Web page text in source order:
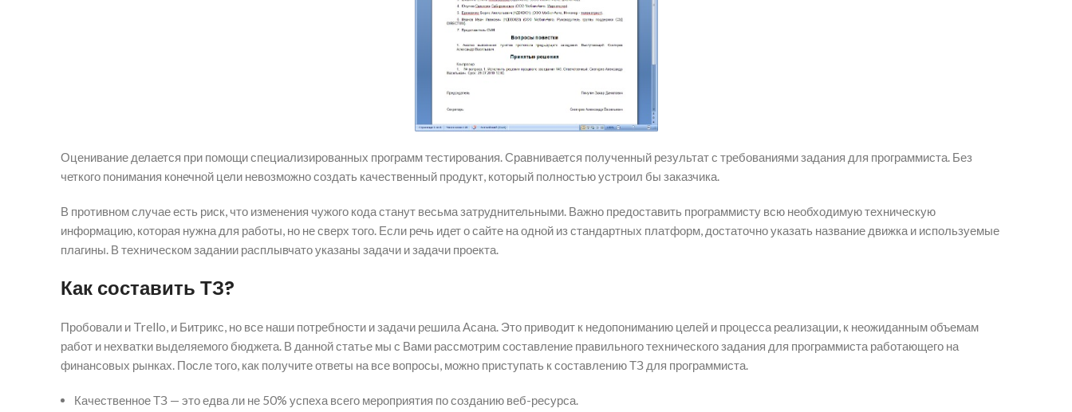
Оценивание делается при помощи специализированных программ тестирования. Сравнивается полученный результат с требованиями задания для программиста. Без
четкого понимания конечной цели невозможно создать качественный продукт, который полностью устроил бы заказчика.
В противном случае есть риск, что изменения чужого кода станут весьма затруднительными. Важно предоставить программисту всю необходимую техническую
информацию, которая нужна для работы, но не сверх того. Если речь идет о сайте на одной из стандартных платформ, достаточно указать название движка и используемые
плагины. В техническом задании расплывчато указаны задачи и задачи проекта.
Как составить ТЗ?
Пробовали и Trello, и Битрикс, но все наши потребности и задачи решила Асана. Это приводит к недопониманию целей и процесса реализации, к неожиданным объемам
работ и нехватки выделяемого бюджета. В данной статье мы с Вами рассмотрим составление правильного технического задания для программиста работающего на
финансовых рынках. После того, как получите ответы на все вопросы, можно приступать к составлению ТЗ для программиста.
Качественное ТЗ — это едва ли не 50% успеха всего мероприятия по созданию веб-ресурса.